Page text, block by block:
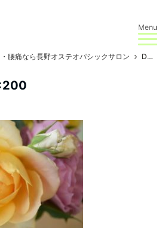
Menu
腰痛なら長野オステオパシックサロン DSC_0921-300×200